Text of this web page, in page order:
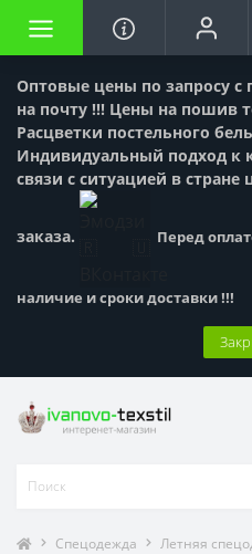
Оптовые цены по запросу с
на почту !!! Цены на пошив
Расцветки постельного
Индивидуальный подход к
связи с ситуацией в стране
заказа. Перед
наличие и сроки доставки !!!
Спецодежда Летняя